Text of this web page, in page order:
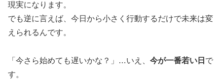
現実になります。
でも逆に言えば、今日から小さく行動するだけで未来は変
えられるんです。
「今さら始めても遅いかな？」…いえ、 今が一番若い日 で
す。